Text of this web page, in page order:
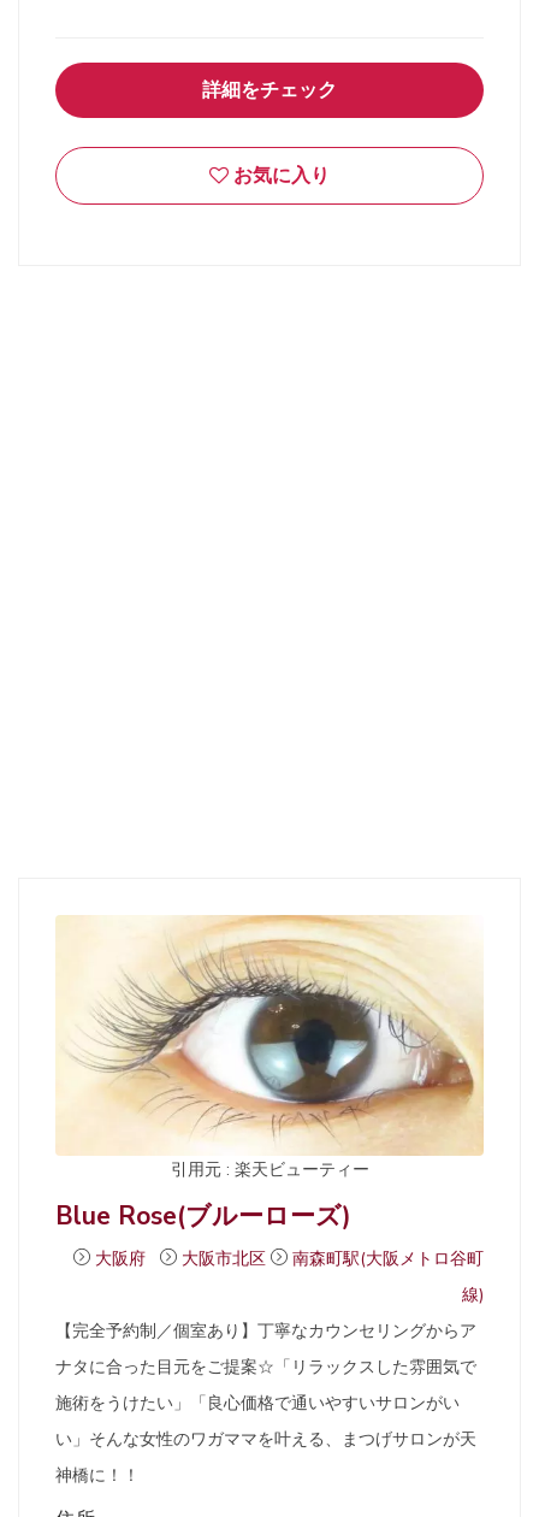
詳細をチェック
お気に入り
引用元 : 楽天ビューティー
Blue Rose(ブルーローズ)
大阪府 大阪市北区
南森町駅(大阪メトロ谷町
線)
【完全予約制／個室あり】丁寧なカウンセリングからア
ナタに合った目元をご提案☆「リラックスした雰囲気で
施術をうけたい」「良心価格で通いやすいサロンがい
い」そんな女性のワガママを叶える、まつげサロンが天
神橋に！！